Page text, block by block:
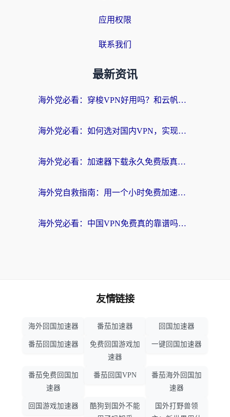
应用权限
联系我们
最新资讯
海外党必看：穿梭VPN好用吗？和云帆VPN对比哪个回国效果更好？附真实测评+避坑指南
海外党必看：如何选对国内VPN，实现无缝访问国内资源？
海外党必看：加速器下载永久免费版真的存在吗？教你无缝访问国内资源的正确姿势
海外党自救指南：用一个小时免费加速器，轻松打破国内资源访问壁垒？
海外党必看：中国VPN免费真的靠谱吗？手把手教你选对回国加速器
友情链接
海外回国加速器 番茄加速器 回国加速器
番茄回国加速器
免费回国游戏加
速器
一键回国加速器
番茄免费回国加
速器
番茄回国VPN
番茄海外回国加
速器
回国游戏加速器
酷狗到国外不能
国外打野兽领